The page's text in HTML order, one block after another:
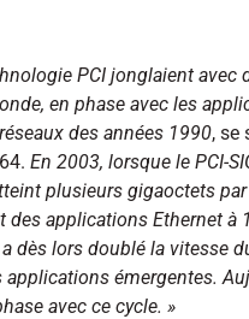
PCI jonglaient avec
en phase avec les
des années 1990, se
En 2003, lorsque le PCI-
plusieurs gigaoctets
des applications Ethernet à
dès lors doublé la vitesse
émergentes.
avec ce cycle. »